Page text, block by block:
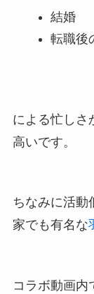
結婚
転職後
による忙しさ
高いです。
ちなみに活動
家でも有名な
コラボ動画内